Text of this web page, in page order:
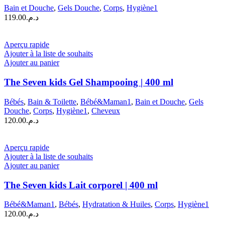
Bain et Douche, Gels Douche, Corps, Hygiène1
د.م.119.00
Aperçu rapide
Ajouter à la liste de souhaits
Ajouter au panier
The Seven kids Gel Shampooing | 400 ml
Bébés, Bain & Toilette, Bébé&Maman1 , Bain et Douche, Gels
Douche, Corps, Hygiène1 , Cheveux
د.م.120.00
Aperçu rapide
Ajouter à la liste de souhaits
Ajouter au panier
The Seven kids Lait corporel | 400 ml
Bébé&Maman1 , Bébés, Hydratation & Huiles, Corps, Hygiène1
د.م.120.00